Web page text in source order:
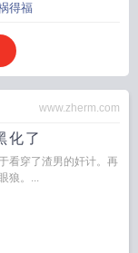
得福
www.zherm.com
化了
看穿了渣男的奸计。再
狼。...